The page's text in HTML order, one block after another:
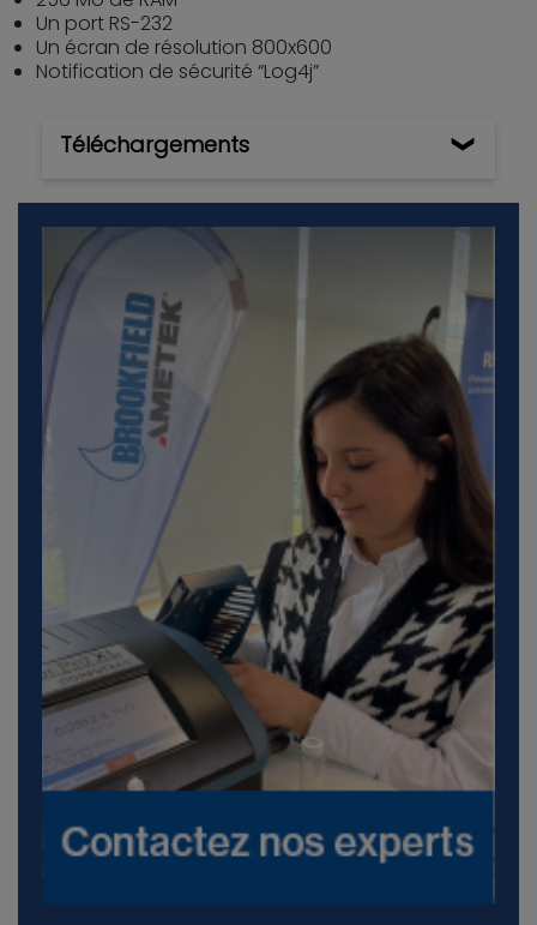
Un port RS-232
Un écran de résolution 800x600
Notification de sécurité “Log4j”
Téléchargements